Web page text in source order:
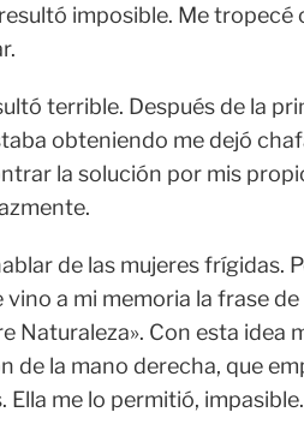
imposible. Me tropecé
terrible. Después de la
obteniendo me dejó
la solución por mis
de las mujeres frígidas.
vino a mi memoria la frase
Naturaleza». Con esta idea
de la mano derecha, que
Ella me lo permitió, impasible.